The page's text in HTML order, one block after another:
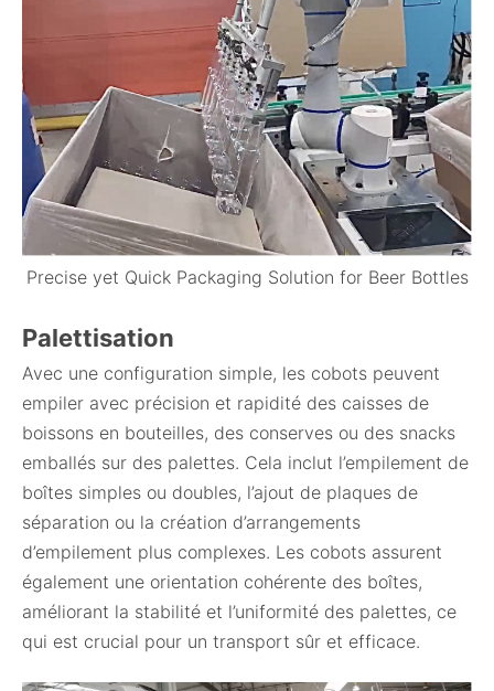
Precise yet Quick Packaging Solution for Beer Bottles
Palettisation
Avec une configuration simple, les cobots peuvent
empiler avec précision et rapidité des caisses de
boissons en bouteilles, des conserves ou des snacks
emballés sur des palettes. Cela inclut l’empilement de
boîtes simples ou doubles, l’ajout de plaques de
séparation ou la création d’arrangements
d’empilement plus complexes. Les cobots assurent
également une orientation cohérente des boîtes,
améliorant la stabilité et l’uniformité des palettes, ce
qui est crucial pour un transport sûr et efficace.